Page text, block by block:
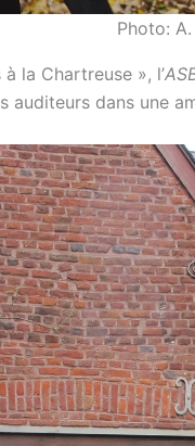
Photo:
la Chartreuse », l’
auditeurs dans une